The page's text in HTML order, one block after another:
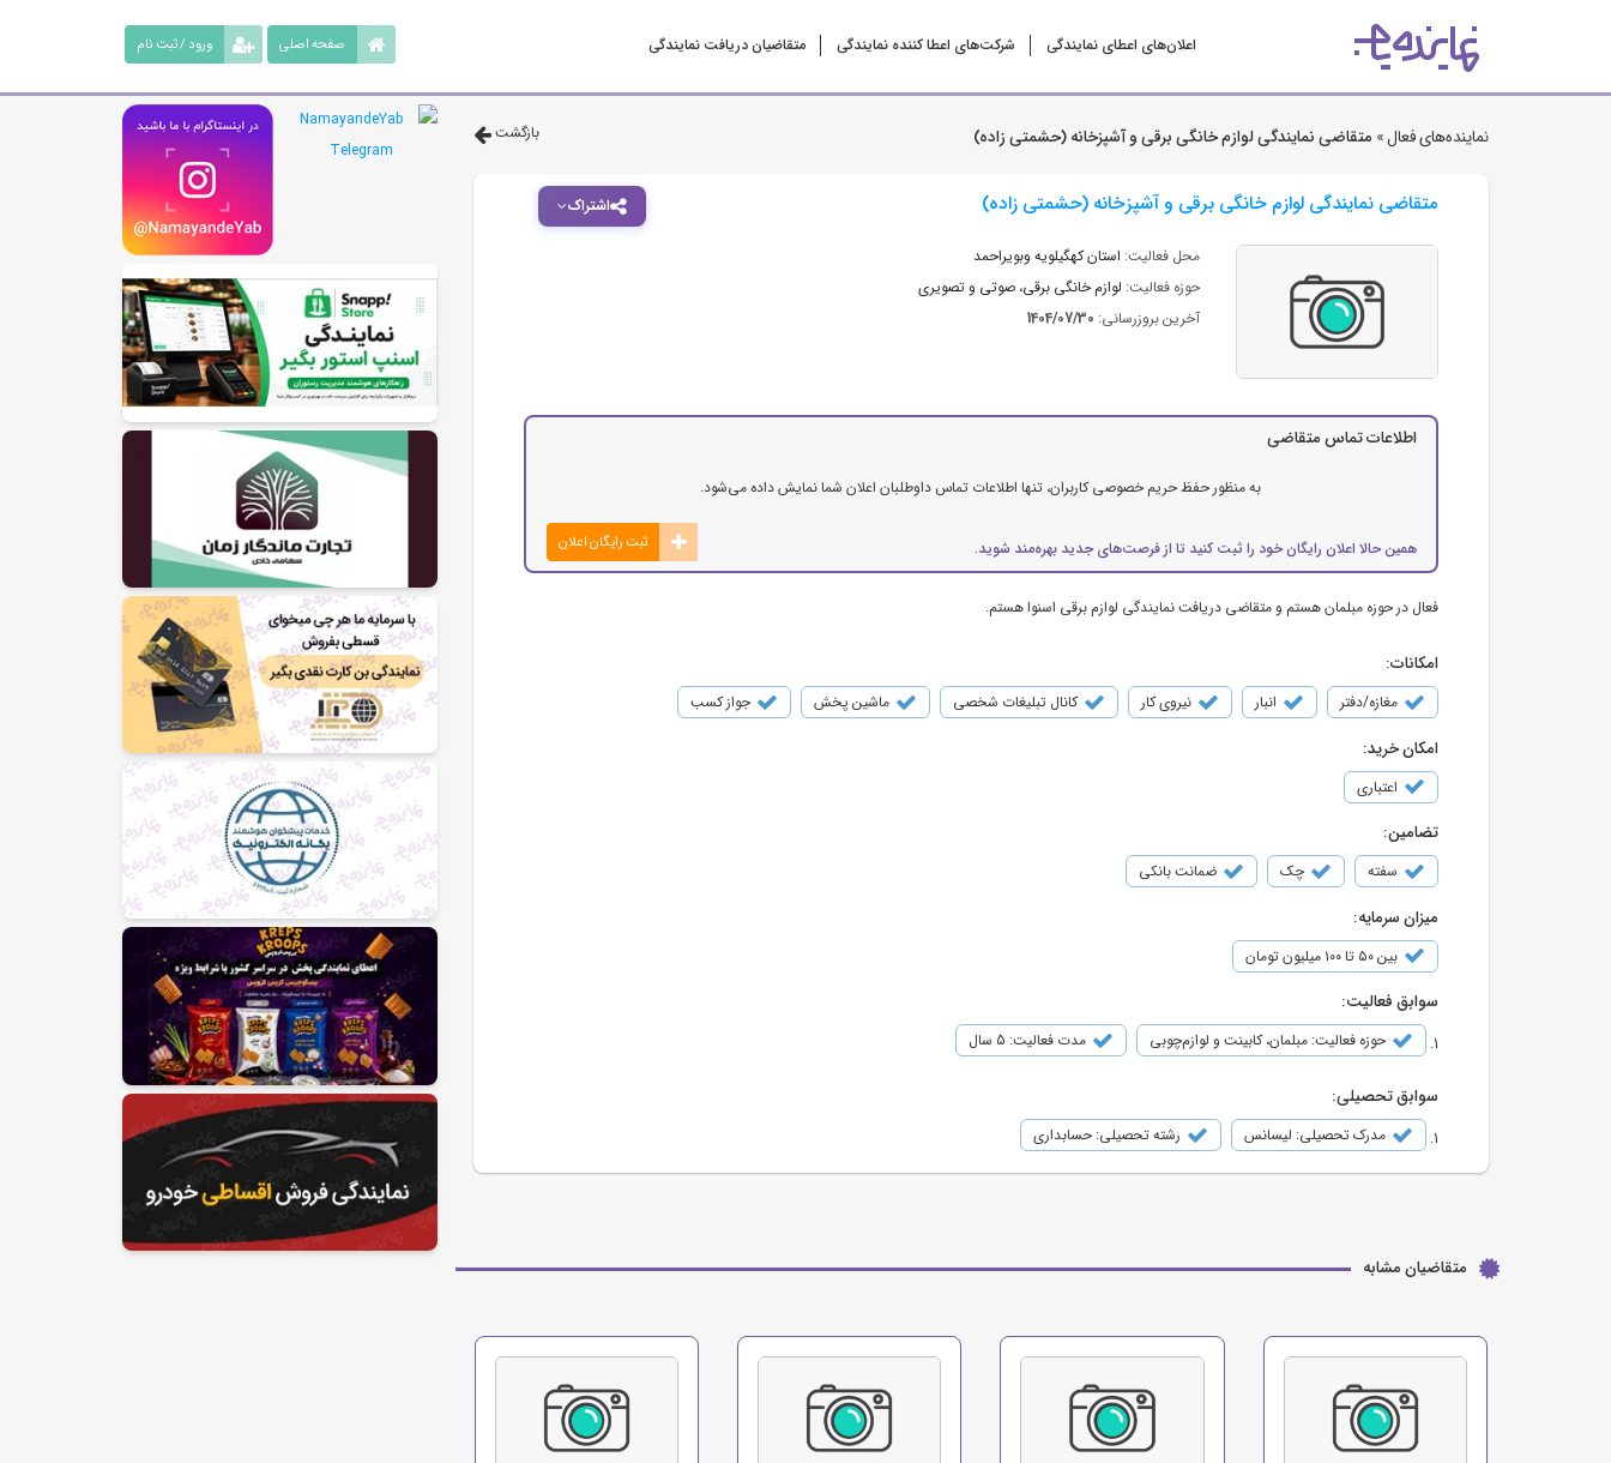
اعلان‌های اعطای نمایندگی شرکت‌‌های اعطا کننده نمایندگی متقاضیان دریافت نمایندگی ورود / ثبت نام صفحه اصلی
نماینده‌های فعال » متقاضی نمایندگی لوازم خانگی برقی و آشپزخانه (حشمتی زاده) بازگشت
اشتراک متقاضی نمایندگی لوازم خانگی برقی و آشپزخانه (حشمتی زاده)
محل فعالیت: استان كهگیلویه وبویراحمد
حوزه فعالیت: لوازم خانگی برقی، صوتی و تصویری
آخرین بروزرسانی: 1404/07/30
اطلاعات تماس متقاضی
به منظور حفظ حریم خصوصی کاربران، تنها اطلاعات تماس داوطلبان اعلان شما نمایش داده می‌شود.
همین حالا اعلان رایگان خود را ثبت کنید تا از فرصت‌های جدید بهره‌مند شوید. ثبت رایگان اعلان
فعال در حوزه مبلمان هستم و متقاضی دریافت نمایندگی لوازم برقی اسنوا هستم.
امکانات:
مغازه/دفتر انبار نیروی کار کانال تبلیغات شخصی ماشین پخش جواز کسب
امکان خرید:
اعتباری
تضامین:
سفته چک ضمانت بانکی
میزان سرمایه:
بین ۵۰ تا ۱۰۰ میلیون تومان
سوابق فعالیت:
حوزه فعالیت: مبلمان، کابینت و لوازم‌چوبی مدت فعالیت: 5 سال
سوابق تحصیلی:
مدرک تحصیلی: لیسانس رشته تحصیلی: حسابداری
متقاضیان مشابه